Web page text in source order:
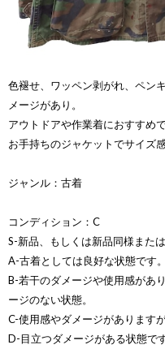
色褪せ、ワッペン剥がれ、ペン
メージがあり。
アウトドアや作業着におすすめで
お手持ちのジャケットでサイズ
ジャンル：古着
コンディション：C
S-新品、もしくは新品同様また
A-古着としては良好な状態です。
B-若干のダメージや使用感があ
ージのない状態。
C-使用感やダメージがあります
D-目立つダメージがある状態です